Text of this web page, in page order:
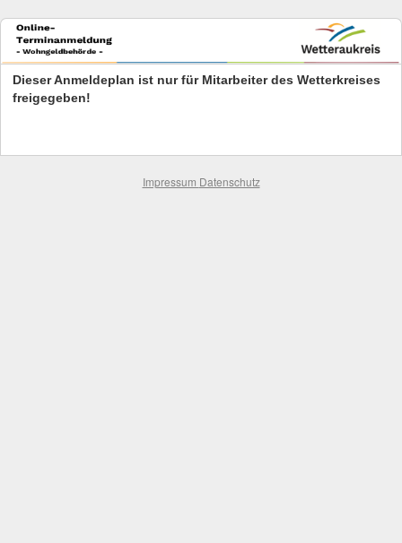
Dieser Anmeldeplan ist nur für Mitarbeiter des Wetterkreises
freigegeben!
Impressum Datenschutz